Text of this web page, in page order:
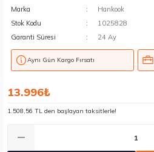
Marka
Hankook
Stok Kodu
1025828
Garanti Süresi
24 Ay
Aynı Gün Kargo Fırsatı
13.996₺
1.508,56 TL den başlayan taksitlerle!